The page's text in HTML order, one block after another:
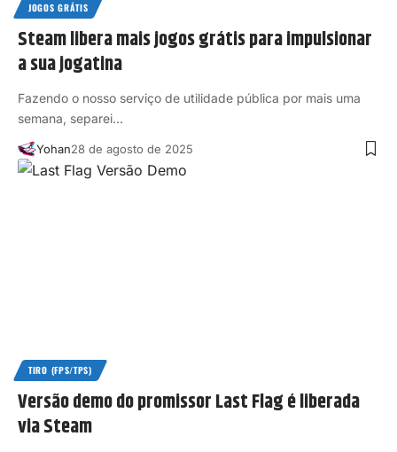
JOGOS GRÁTIS
Steam libera mais jogos grátis para impulsionar
a sua jogatina
Fazendo o nosso serviço de utilidade pública por mais uma
semana, separei…
Yohan28 de agosto de 2025
TIRO (FPS/TPS)
Versão demo do promissor Last Flag é liberada
via Steam